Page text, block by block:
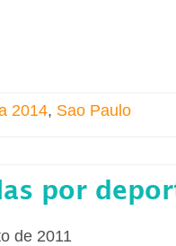
2014, Sao Paulo
por
de 2011